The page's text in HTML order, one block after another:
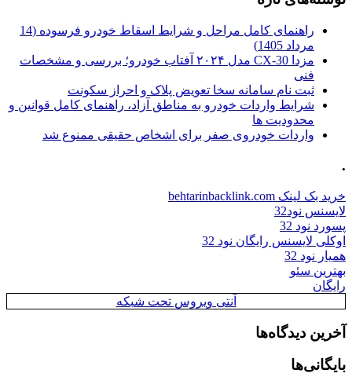
راهنمای کامل مراحل و شرایط اسقاط خودرو فرسوده (14
مرداد 1405)
مزدا CX-30 مدل ۲۰۲۴ آفتاب خودرو؛ بررسی و مشخصات
فنی
ثبت نام سامانه سخا تعویض پلاک و احراز سکونت
شرایط واردات خودرو به مناطق آزاد، راهنمای کامل قوانین و
محدودیت ها
واردات خودروی صفر برای اشخاص حقیقی ممنوع شد
.
خرید بک لینک behtarinbacklink.com
لایسنس نود32
پسورد نود 32
اوکلی لایسنس رایگان نود 32
همیار نود 32
بهترین سئو
رایگان
آنتی ویروس تحت شبکه
آخرین دیدگاه‌ها
بایگانی‌ها